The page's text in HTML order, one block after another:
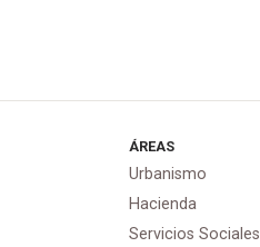
ÁREAS
Urbanismo
Hacienda
Servicios Sociales